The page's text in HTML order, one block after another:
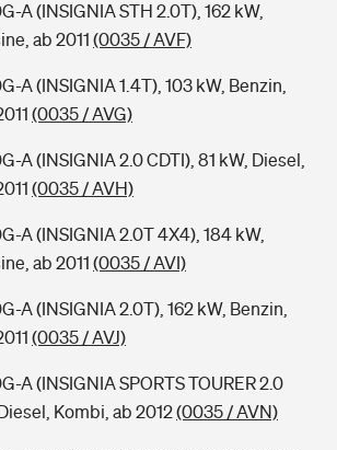
A (INSIGNIA STH 2.0T), 162 kW,
ab 2011 (0035 / AVF)
A (INSIGNIA 1.4T), 103 kW, Benzin,
(0035 / AVG)
A (INSIGNIA 2.0 CDTI), 81 kW, Diesel,
(0035 / AVH)
A (INSIGNIA 2.0T 4X4), 184 kW,
ab 2011 (0035 / AVI)
A (INSIGNIA 2.0T), 162 kW, Benzin,
(0035 / AVJ)
A (INSIGNIA SPORTS TOURER 2.0
Kombi, ab 2012(0035 / AVN)